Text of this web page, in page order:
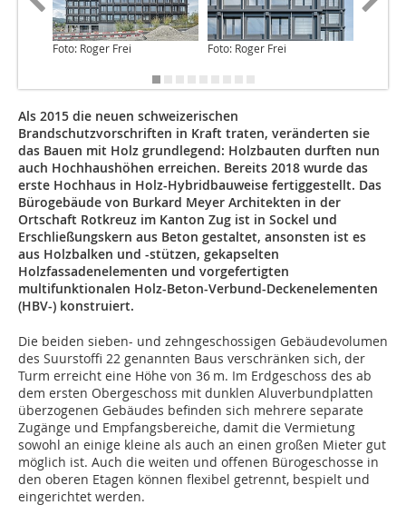
Foto: Roger Frei Foto: Roger Frei
Als 2015 die neuen schweizerischen
Brandschutzvorschriften in Kraft traten, veränderten sie
das Bauen mit Holz grundlegend: Holzbauten durften nun
auch Hochhaushöhen erreichen. Bereits 2018 wurde das
erste Hochhaus in Holz-Hybridbauweise fertiggestellt. Das
Bürogebäude von Burkard Meyer Architekten in der
Ortschaft Rotkreuz im Kanton Zug ist in Sockel und
Erschließungskern aus Beton gestaltet, ansonsten ist es
aus Holzbalken und -stützen, gekapselten
Holzfassadenelementen und vorgefertigten
multifunktionalen Holz-Beton-Verbund-Deckenelementen
(HBV-) konstruiert.
Die beiden sieben- und zehngeschossigen Gebäudevolumen
des Suurstoffi 22 genannten Baus verschränken sich, der
Turm erreicht eine Höhe von 36 m. Im Erdgeschoss des ab
dem ers­ten Obergeschoss mit dunklen Aluverbundplatten
überzogenen Gebäudes befinden sich mehrere separate
Zugänge und Empfangsbereiche, damit die Vermietung
sowohl an einige kleine als auch an einen großen Mieter gut
möglich ist. Auch die weiten und offenen Bürogeschosse in
den oberen Etagen können flexibel getrennt, bespielt und
eingerichtet werden.